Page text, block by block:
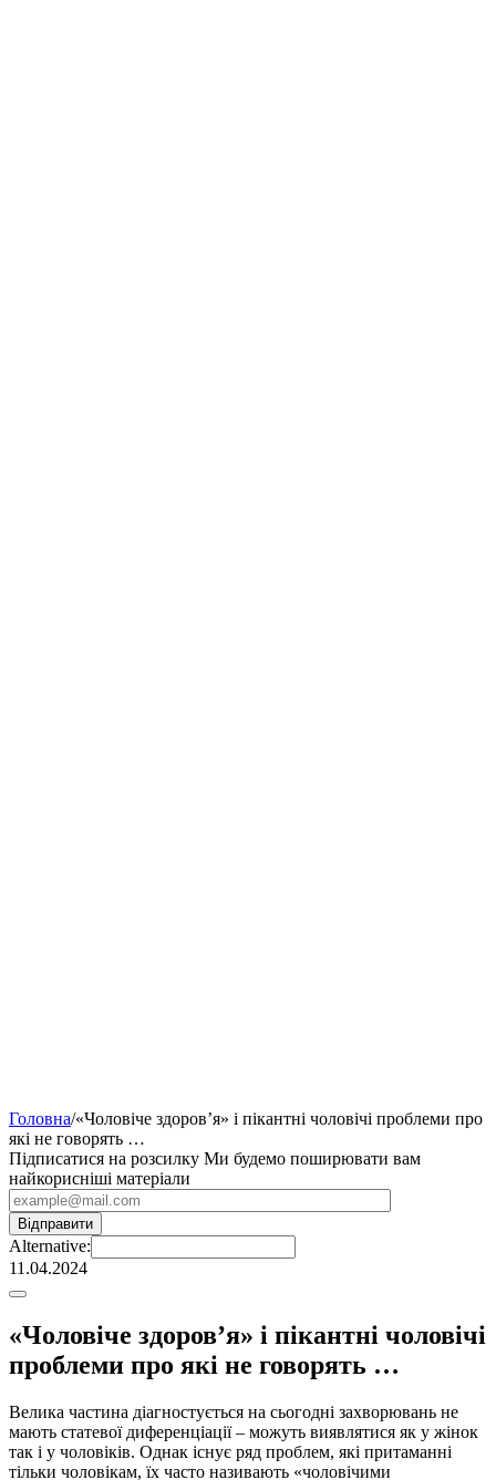
Головна/«Чоловіче здоров’я» і пікантні чоловічі проблеми про
які не говорять …
Підписатися на розсилку Ми будемо поширювати вам
найкорисніші матеріали
Alternative:
11.04.2024
«Чоловіче здоров’я» і пікантні чоловічі
проблеми про які не говорять …
Велика частина діагностується на сьогодні захворювань не
мають статевої диференціації – можуть виявлятися як у жінок
так і у чоловіків. Однак існує ряд проблем, які притаманні
тільки чоловікам, їх часто називають «чоловічими